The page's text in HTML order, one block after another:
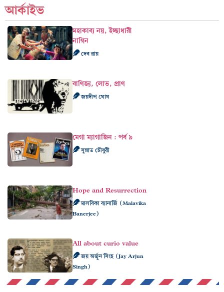
আর্কাইভ
মহাকাব্য নয়, ইচ্ছাধারী
নাগিন
দেব রায়
বাণিজ্য, লোভ, প্রাণ
জয়দীপ ঘোষ
মেগা ম্যাগাজিন : পর্ব ৯
সুস্নাত চৌধুরী
Hope and Resurrection
মালবিকা ব্যানার্জি (Malavika
Banerjee)
All about curio value
জয় অর্জুন সিংহ (Jay Arjun
Singh)